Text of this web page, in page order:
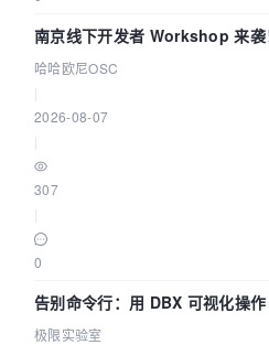
南京线下开发者 Workshop 来袭
智能 Agent 应用
哈哈欧尼OSC
2026-08-07
307
0
告别命令行：用 DBX 可视化操
极限实验室